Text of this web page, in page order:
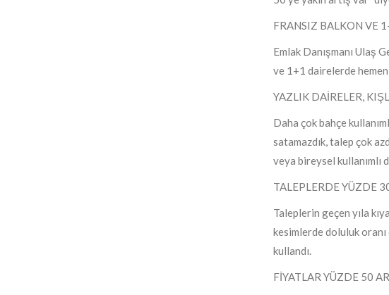
FRANSIZ BALKON VE
Emlak Danışmanı Ulaş
ve 1+1 dairelerde
YAZLIK DAİRELER,
Daha çok bahçe
satamazdık, talep çok
veya bireysel kullanımlı
TALEPLERDE YÜZDE
Taleplerin geçen yıla
kesimlerde doluluk
kullandı.
FİYATLAR YÜZDE 50